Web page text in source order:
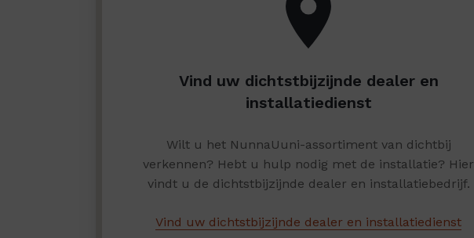
Vind uw dichtstbijzijnde dealer en
installatiedienst
Wilt u het NunnaUuni-assortiment van dichtbij
verkennen? Hebt u hulp nodig met de installatie? Hier
vindt u de dichtstbijzijnde dealer en installatiebedrijf.
Vind uw dichtstbijzijnde dealer en installatiedienst